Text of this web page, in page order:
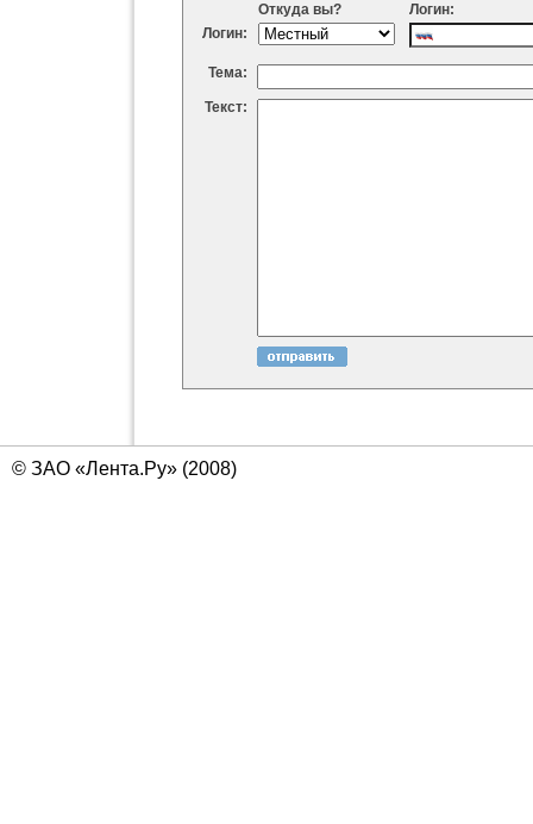
Логин:
Откуда вы? Логин:
Тема:
Текст:
© ЗАО «Лента.Ру» (2008)